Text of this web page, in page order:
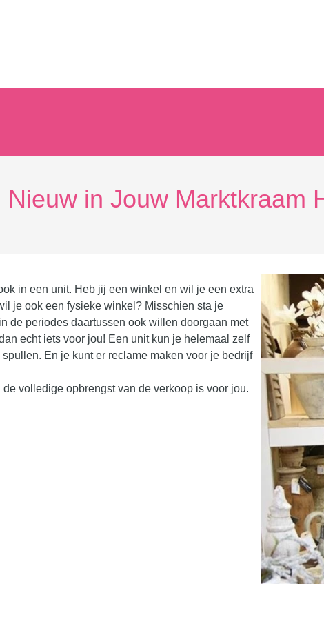
Nieuw in Jouw Marktkraam
in een unit. Heb jij een winkel en wil je een extra
je ook een fysieke winkel? Misschien sta je
de periodes daartussen ook willen doorgaan met
echt iets voor jou! Een unit kun je helemaal zelf
En je kunt er reclame maken voor je bedrijf
volledige opbrengst van de verkoop is voor jou.